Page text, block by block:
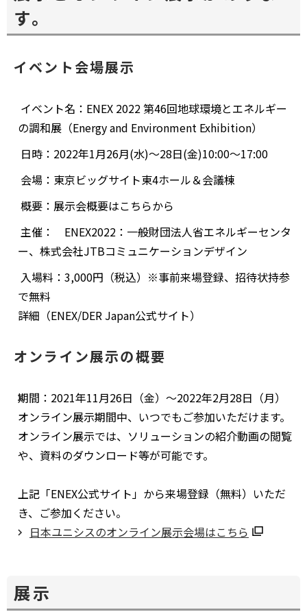
開
で
す。
イベント会場展示
イベント名：ENEX 2022 第46回地球環境とエネルギー
の調和展（Energy and Environment Exhibition）
日時：2022年1月26月(水)～28日(金)10:00～17:00
会場：東京ビッグサイト東4ホール＆会議棟
概要：展示会概要はこちらから
主催： ENEX2022：一般財団法人省エネルギーセンタ
ー、株式会社JTBコミュニケーションデザイン
入場料：3,000円（税込）※事前来場登録、招待状持参
で無料
詳細（ENEX/DER Japan公式サイト）
オンライン展示の概要
期間：2021年11月26日（金）～2022年2月28日（月）
オンライン展示期間中、いつでもご参加いただけます。
オンライン展示では、ソリューションの紹介動画の閲覧
や、資料のダウンロード等が可能です。
上記「ENEX公式サイト」から来場登録（無料）いただ
き、ご参加ください。
日本ユニシスのオンライン展示会場はこちら
展示